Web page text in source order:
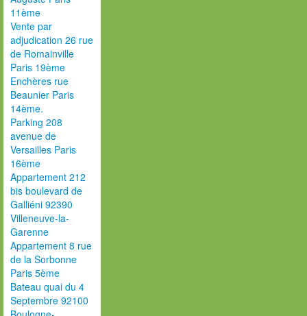
11ème
Vente par
adjudication 26 rue
de Romainville
Paris 19ème
Enchères rue
Beaunier Paris
14ème.
Parking 208
avenue de
Versailles Paris
16ème
Appartement 212
bis boulevard de
Galliéni 92390
Villeneuve-la-
Garenne
Appartement 8 rue
de la Sorbonne
Paris 5ème
Bateau quai du 4
Septembre 92100